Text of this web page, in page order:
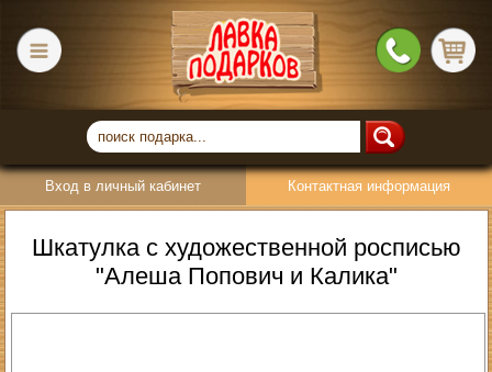
Вход в личный кабинет Контактная информация
Шкатулка с художественной росписью
"Алеша Попович и Калика"